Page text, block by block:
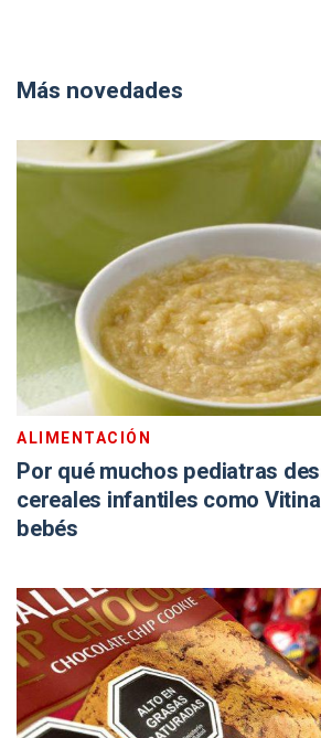
Más novedades
ALIMENTACIÓN
Por qué muchos pediatras
cereales infantiles como
bebés